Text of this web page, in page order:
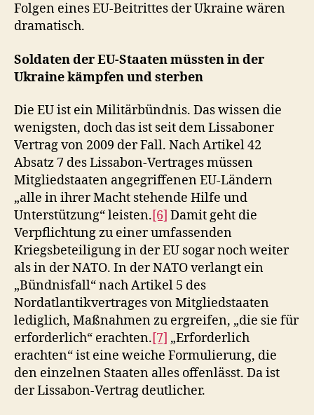
Folgen eines EU-Beitrittes der Ukraine wären
dramatisch.
Soldaten der EU-Staaten müssten in der
Ukraine kämpfen und sterben
Die EU ist ein Militärbündnis. Das wissen die
wenigsten, doch das ist seit dem Lissaboner
Vertrag von 2009 der Fall. Nach Artikel 42
Absatz 7 des Lissabon-Vertrages müssen
Mitgliedstaaten angegriffenen EU-Ländern
„alle in ihrer Macht stehende Hilfe und
Unterstützung“ leisten.[6] Damit geht die
Verpflichtung zu einer umfassenden
Kriegsbeteiligung in der EU sogar noch weiter
als in der NATO. In der NATO verlangt ein
„Bündnisfall“ nach Artikel 5 des
Nordatlantikvertrages von Mitgliedstaaten
lediglich, Maßnahmen zu ergreifen, „die sie für
erforderlich“ erachten.[7] „Erforderlich
erachten“ ist eine weiche Formulierung, die
den einzelnen Staaten alles offenlässt. Da ist
der Lissabon-Vertrag deutlicher.